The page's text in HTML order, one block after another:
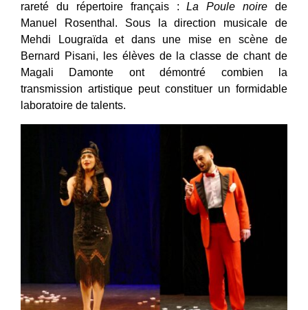
rareté du répertoire français :La Poule noire de
Manuel Rosenthal. Sous la direction musicale de
Mehdi Lougraïda et dans une mise en scène de
Bernard Pisani, les élèves de la classe de chant de
Magali Damonte ont démontré combien la
transmission artistique peut constituer un formidable
laboratoire de talents.